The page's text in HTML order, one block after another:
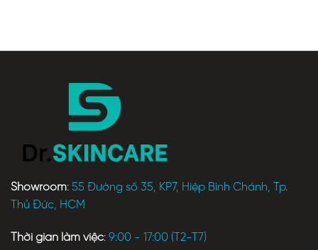
Showroom: 55 Đường số 35, KP7, Hiệp Bình Chánh, Tp.
Thủ Đức, HCM
Thời gian làm việc: 9:00 - 17:00 (T2-T7)